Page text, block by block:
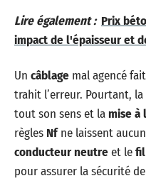
Lire également : Prix
impact de l'épaisseur et
Un câblage mal agencé
trahit l’erreur. Pourtant, la
tout son sens et lamise à
règles Nfne laissent
conducteur neutreet le
pour assurer la sécurité